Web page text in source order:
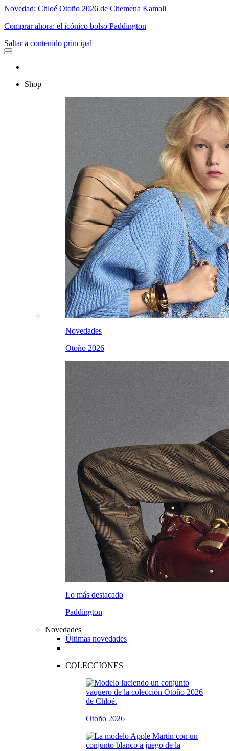
Novedad: Chloé Otoño 2026 de Chemena Kamali
Comprar ahora: el icónico bolso Paddington
Saltar a contenido principal
Shop
Novedades
Otoño 2026
Lo más destacado
Paddington
Novedades
Últimas novedades
COLECCIONES
Otoño 2026